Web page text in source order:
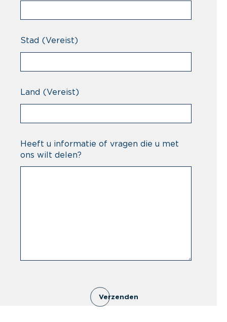
Stad (Vereist)
Land (Vereist)
Heeft u informatie of vragen die u met
ons wilt delen?
Verzenden